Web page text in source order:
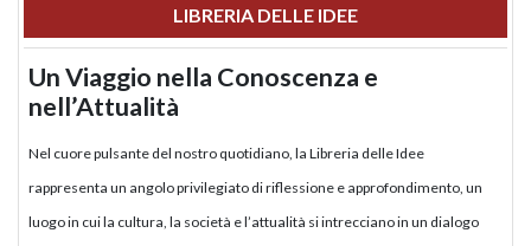
LIBRERIA DELLE IDEE
Un Viaggio nella Conoscenza e
nell’Attualità
Nel cuore pulsante del nostro quotidiano, la Libreria delle Idee
rappresenta un angolo privilegiato di riflessione e approfondimento, un
luogo in cui la cultura, la società e l’attualità si intrecciano in un dialogo